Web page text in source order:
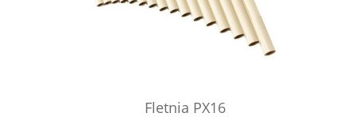
Fletnia PX16